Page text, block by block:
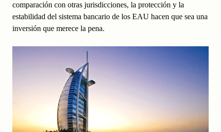
comparación con otras jurisdicciones, la protección y la
estabilidad del sistema bancario de los EAU hacen que sea una
inversión que merece la pena.